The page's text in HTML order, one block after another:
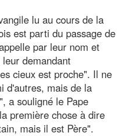
lu au cours de la
est parti du passage de
par leur nom et
demandant
cieux est proche". Il ne
d'autres, mais de la
a souligné le Pape
première chose à dire
mais il est Père".